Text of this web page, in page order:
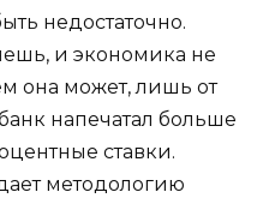
недостаточно.
и экономика не
она может, лишь от
напечатал больше
ставки.
методологию